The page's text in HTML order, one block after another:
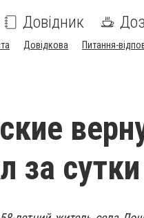
Довідник
Довідкова Питання-
за сутки